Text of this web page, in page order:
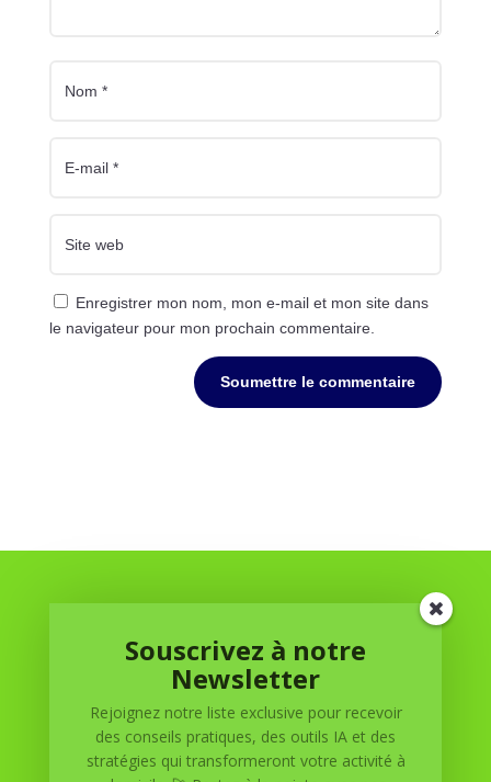
Enregistrer mon nom, mon e-mail et mon site dans
le navigateur pour mon prochain commentaire.
Soumettre le commentaire
Réussite à Domicile
Réussite à Domicile est votre partenaire de confiance
Souscrivez à notre
Newsletter
Rejoignez notre liste exclusive pour recevoir
des conseils pratiques, des outils IA et des
stratégies qui transformeront votre activité à